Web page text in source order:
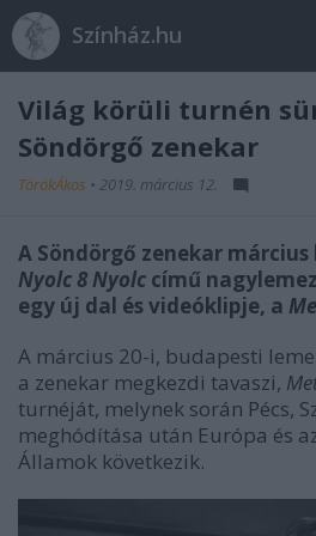
Színház.hu
Világ körüli turnén
Söndörgő zenekar
TörökÁkos • 2019. március 12.
A Söndörgő zenekar
Nyolc 8 Nyolc című
egy új dal és videóklipje, a
A március 20-i, budapesti
a zenekar megkezdi tavaszi,
turnéját, melynek során Pécs,
meghódítása után Európa és
Államok következik.